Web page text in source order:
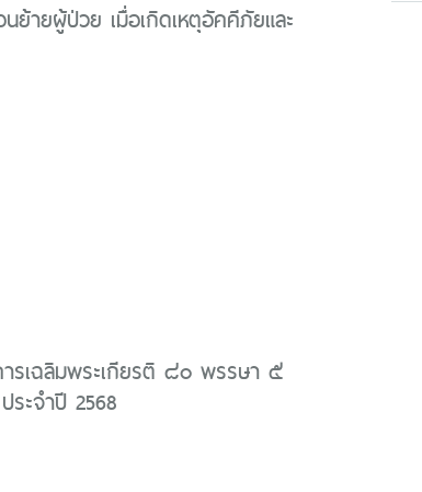
ย้ายผู้ป่วย เมื่อเกิดเหตุอัคคีภัยและ
รเฉลิมพระเกียรติ ๘๐ พรรษา ๕
ะจำปี 2568